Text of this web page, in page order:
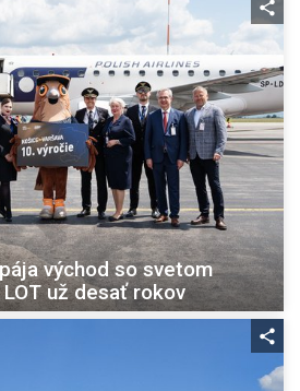
východ so svetom
už desať rokov